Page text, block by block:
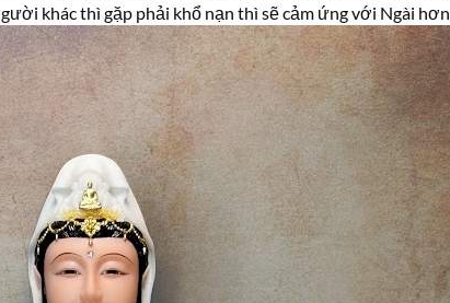
khác thì gặp phải khổ nạn thì sẽ cảm ứng với Ngài hơn.